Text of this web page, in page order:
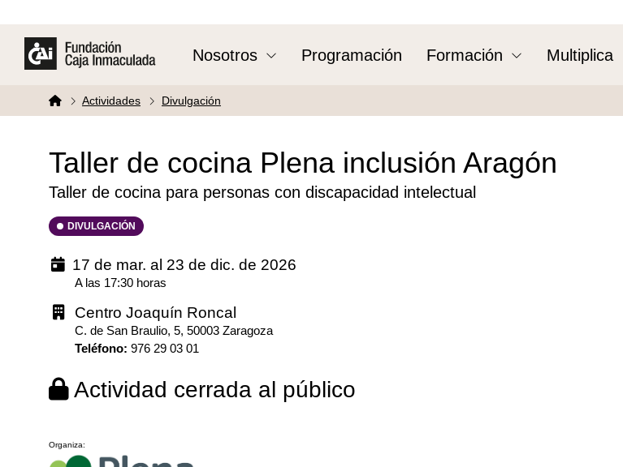
Nosotros Programación Formación Multiplica
Actividades Divulgación
Taller de cocina Plena inclusión Aragón
Taller de cocina para personas con discapacidad intelectual
DIVULGACIÓN
17 de mar. al 23 de dic. de 2026
A las 17:30 horas
Centro Joaquín Roncal
C. de San Braulio, 5, 50003 Zaragoza
Teléfono: 976 29 03 01
Actividad cerrada al público
Organiza: